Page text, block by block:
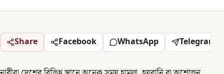
Share Facebook WhatsApp Telegram